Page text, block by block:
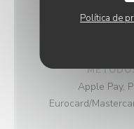
Política de
Apple Pay,
Eurocard/